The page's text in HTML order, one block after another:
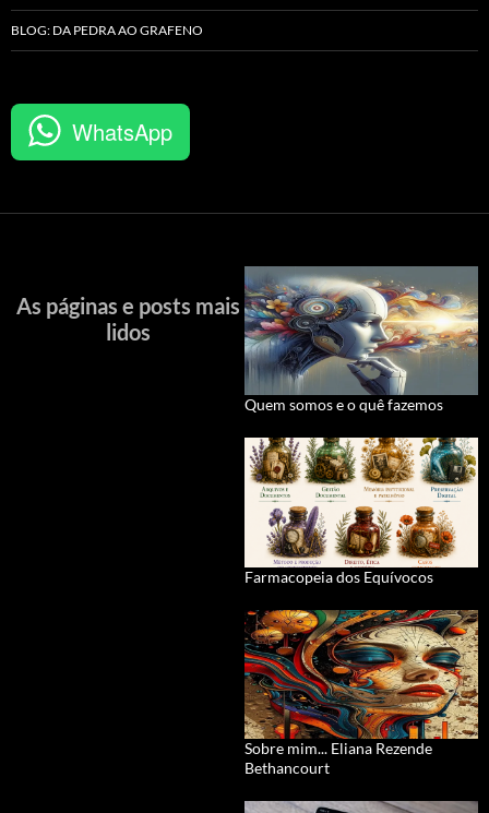
BLOG: DA PEDRA AO GRAFENO
WhatsApp
As páginas e posts mais
lidos
Quem somos e o quê fazemos
Farmacopeia dos Equívocos
Sobre mim... Eliana Rezende
Bethancourt